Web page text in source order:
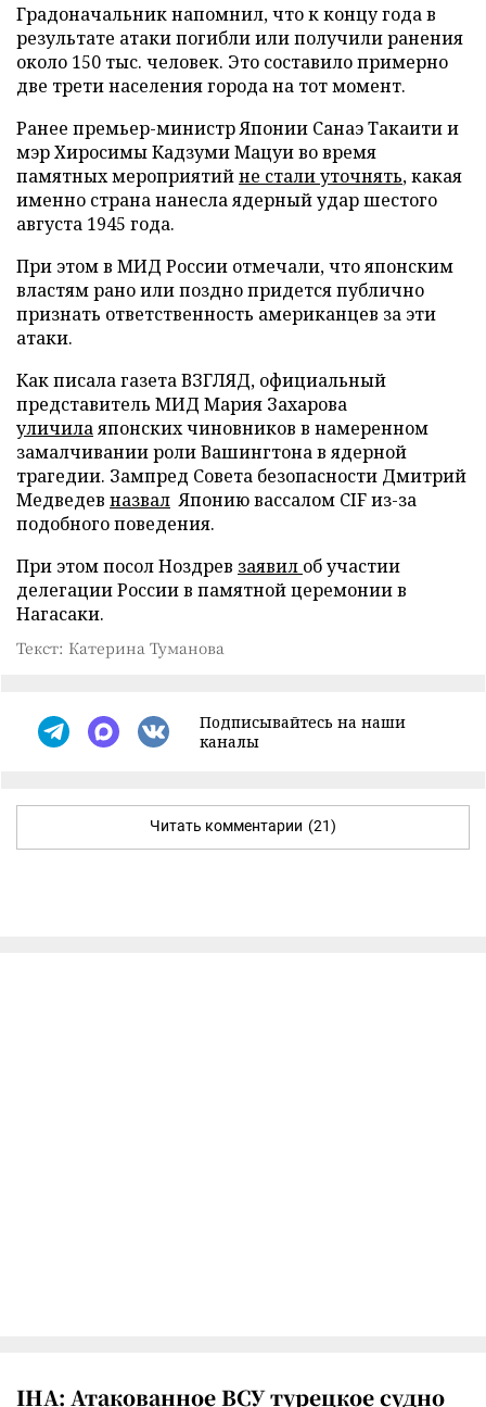
Градоначальник напомнил, что к концу года в
результате атаки погибли или получили ранения
около 150 тыс. человек. Это составило примерно
две трети населения города на тот момент.
Ранее премьер-министр Японии Санаэ Такаити и
мэр Хиросимы Кадзуми Мацуи во время
памятных мероприятийне стали уточнять, какая
именно страна нанесла ядерный удар шестого
августа 1945 года.
При этом в МИД России отмечали, что японским
властям рано или поздно придется публично
признать ответственность американцев за эти
атаки.
Как писала газета ВЗГЛЯД, официальный
представитель МИД Мария Захарова
уличилаяпонских чиновников в намеренном
замалчивании роли Вашингтона в ядерной
трагедии. Зампред Совета безопасности Дмитрий
Медведев назвал Японию вассалом CIF из-за
подобного поведения.
При этом посол Ноздрев заявил об участии
делегации России в памятной церемонии в
Нагасаки.
Текст: Катерина Туманова
Подписывайтесь на наши
каналы
Читать комментарии (21)
IHA: Атакованное ВСУ турецкое судно